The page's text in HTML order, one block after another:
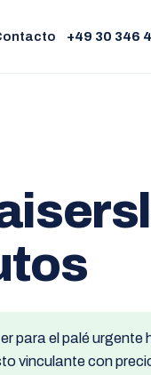
+49 30 346
para el palé urgente
vinculante con